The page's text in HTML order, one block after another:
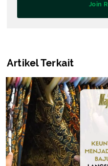
Join
Artikel Terkait